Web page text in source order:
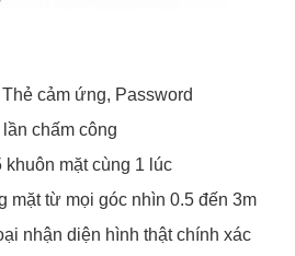
cảm ứng, Password
chấm công
mặt cùng 1 lúc
mặt từ mọi góc nhìn 0.5 đến 3m
nhận diện hình thật chính xác